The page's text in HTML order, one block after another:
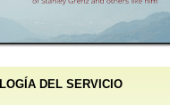
DEL SERVICIO